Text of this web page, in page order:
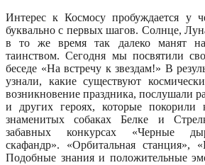
Интерес к Космосу пробуждается у
буквально с первых шагов. Солнце,
в то же время так далеко манят
таинством. Сегодня мы посвятили
беседе «На встречу к звездам!» В
узнали, какие существуют
возникновение праздника, послушали
и других героях, которые покорили
знаменитых собаках Белке и
забавных конкурсах «Черные
скафандр». «Орбитальная станция»,
Подобные знания и положительные